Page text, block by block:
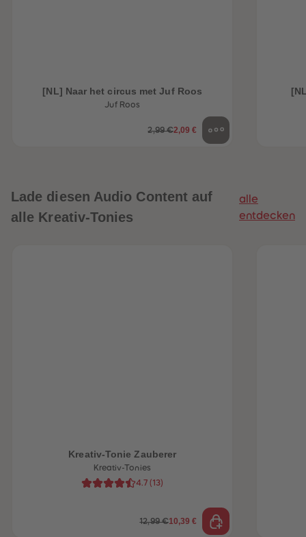
[NL] Naar het circus met Juf Roos
Juf Roos
2,99 €2,09 €
Lade diesen Audio Content auf
alle Kreativ-Tonies
alle
entdecken
Kreativ-Tonie Zauberer
Kreativ-Tonies
4.7 (13)
12,99 €10,39 €